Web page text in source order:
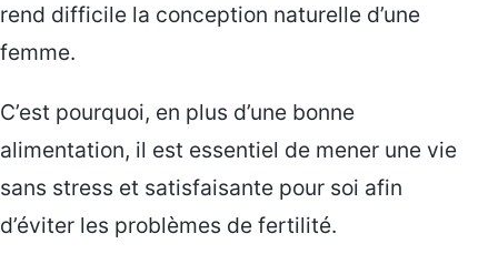
rend difficile la conception naturelle d’une
femme.
C’est pourquoi, en plus d’une bonne
alimentation, il est essentiel de mener une vie
sans stress et satisfaisante pour soi afin
d’éviter les problèmes de fertilité.